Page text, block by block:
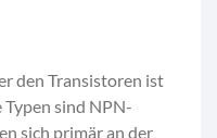
den Transistoren ist
Typen sind NPN-
sich primär an der